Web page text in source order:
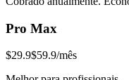
Pro Max
$29.9$59.9/mês